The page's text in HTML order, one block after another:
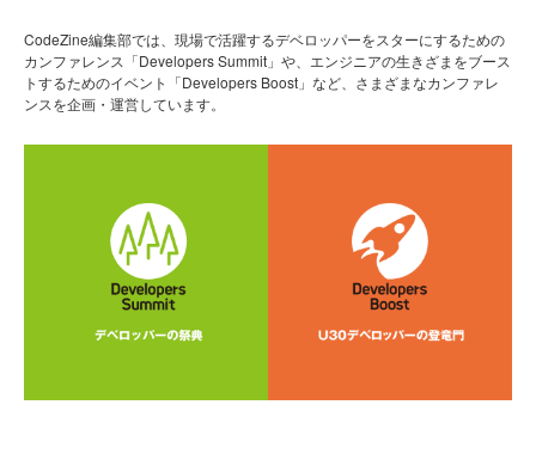
CodeZine編集部では、現場で活躍するデベロッパーをスターにするための
カンファレンス「Developers Summit」や、エンジニアの生きざまをブース
トするためのイベント「Developers Boost」など、さまざまなカンファレ
ンスを企画・運営しています。